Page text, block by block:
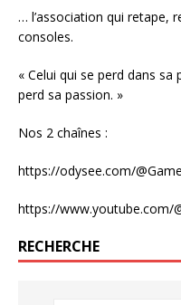
… l’association qui retape,
consoles.
« Celui qui se perd dans
perd sa passion. »
Nos 2 chaînes :
https://odysee.com/
https://www.youtube.com/
RECHERCHE